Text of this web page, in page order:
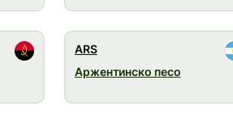
ARS
Аржентинско песо